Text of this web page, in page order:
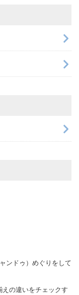
ンドゥ）めぐりをして
の違いをチェックす